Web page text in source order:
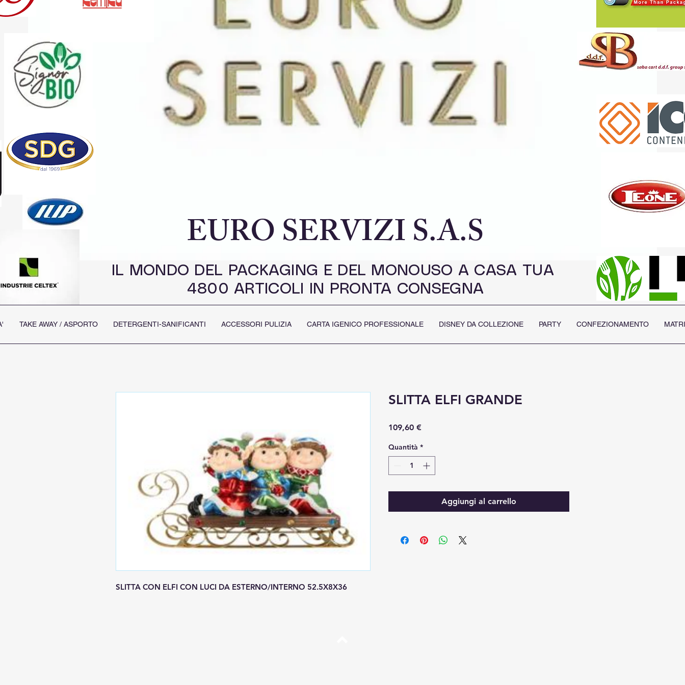
EURO SERVIZI S.A.S
IL MONDO DEL PACKAGING E DEL MONOUSO A CASA TUA
4800 ARTICOLI IN PRONTA CONSEGNA
TAKE AWAY / ASPORTO DETERGENTI-SANIFICANTI ACCESSORI PULIZIA CARTA IGENICO PROFESSIONALE DISNEY DA COLLEZIONE PARTY CONFEZIONAMENTO
SLITTA CON ELFI CON LUCI DA ESTERNO/INTERNO 52.5X8X36
SLITTA ELFI GRANDE
109,60 €
Quantità *
Aggiungi al carrello